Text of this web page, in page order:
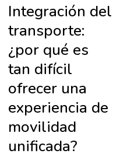
Integración del
transporte:
¿por qué es
tan difícil
ofrecer una
experiencia de
movilidad
unificada?